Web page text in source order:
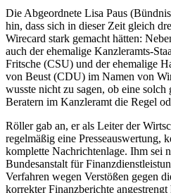
Die Abgeordnete Lisa Paus
hin, dass sich in dieser Zeit gleich
Wirecard stark gemacht hätten:
auch der ehemalige Kanzleramts-
Fritsche (CSU) und der ehemalige
von Beust (CDU) im Namen von
wusste nicht zu sagen, ob eine solch
Beratern im Kanzleramt die Regel
Röller gab an, er als Leiter der
regelmäßig eine Presseauswertung,
komplette Nachrichtenlage. Ihm sei
Bundesanstalt für
Verfahren wegen Verstößen gegen
korrekter Finanzberichte